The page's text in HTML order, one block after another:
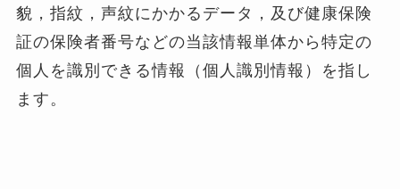
貌，指紋，声紋にかかるデータ，及び健康保険
証の保険者番号などの当該情報単体から特定の
個人を識別できる情報（個人識別情報）を指し
ます。